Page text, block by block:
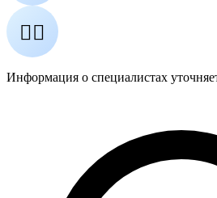
👨‍⚕️
Информация о специалистах